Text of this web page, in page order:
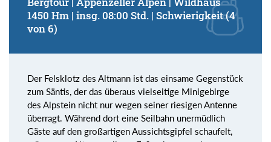
1450 Hm | insg. 08:00 Std. | Schwierigkeit (4
von 6)
Der Felsklotz des Altmann ist das einsame Gegenstück
zum Säntis, der das überaus vielseitige Minigebirge
des Alpstein nicht nur wegen seiner riesigen Antenne
überragt. Während dort eine Seilbahn unermüdlich
Gäste auf den großartigen Aussichtsgipfel schaufelt,